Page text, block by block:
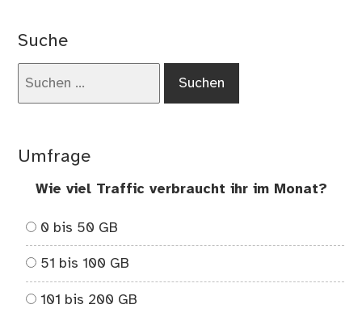
Suche
Umfrage
Wie viel Traffic verbraucht ihr im Monat?
0 bis 50 GB
51 bis 100 GB
101 bis 200 GB